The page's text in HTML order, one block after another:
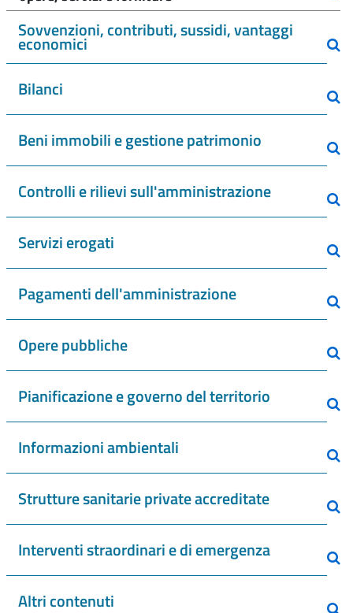
Sovvenzioni, contributi, sussidi, vantaggi
economici
Bilanci
Beni immobili e gestione patrimonio
Controlli e rilievi sull'amministrazione
Servizi erogati
Pagamenti dell'amministrazione
Opere pubbliche
Pianificazione e governo del territorio
Informazioni ambientali
Strutture sanitarie private accreditate
Interventi straordinari e di emergenza
Altri contenuti